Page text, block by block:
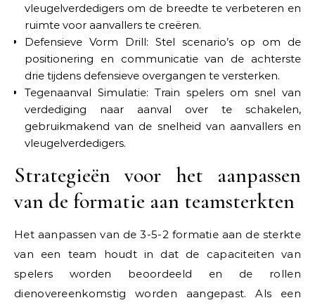
vleugelverdedigers om de breedte te verbeteren en
ruimte voor aanvallers te creëren.
Defensieve Vorm Drill: Stel scenario’s op om de
positionering en communicatie van de achterste
drie tijdens defensieve overgangen te versterken.
Tegenaanval Simulatie: Train spelers om snel van
verdediging naar aanval over te schakelen,
gebruikmakend van de snelheid van aanvallers en
vleugelverdedigers.
Strategieën voor het aanpassen
van de formatie aan teamsterkten
Het aanpassen van de 3-5-2 formatie aan de sterkte
van een team houdt in dat de capaciteiten van
spelers worden beoordeeld en de rollen
dienovereenkomstig worden aangepast. Als een